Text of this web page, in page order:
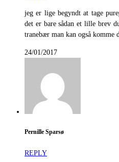
jeg er lige begyndt at tage
det er bare sådan et lille brev
tranebær man kan også komme
24/01/2017
Pernille Sparsø
REPLY